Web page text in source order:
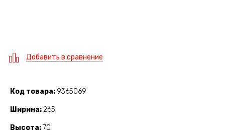
Добавить в сравнение
Код товара 9365069
Ширина 265
Высота 70